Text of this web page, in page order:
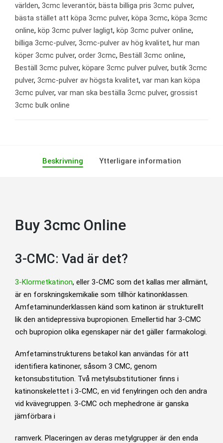
världen, 3cmc leverantör, bästa billiga pris 3cmc pulver,
bästa stället att köpa 3cmc pulver, köpa 3cmc, köpa 3cmc
online, köp 3cmc pulver lagligt, köp 3cmc pulver online,
billiga 3cmc-pulver, 3cmc-pulver av hög kvalitet, hur man
köper 3cmc pulver, order 3cmc, Beställ 3cmc online,
Beställ 3cmc pulver, köpare 3cmc pulver pulver, butik 3cmc
pulver, 3cmc-pulver av högsta kvalitet, var man kan köpa
3cmc pulver, var man ska beställa 3cmc pulver, grossist
3cmc bulk online
Beskrivning Ytterligare information
Buy 3cmc Online
3-CMC: Vad är det?
3-Klormetkatinon, eller 3-CMC som det kallas mer allmänt,
är en forskningskemikalie som tillhör katinonklassen.
Amfetaminunderklassen känd som katinon är strukturellt
lik den antidepressiva bupropionen. Emellertid har 3-CMC
och bupropion olika egenskaper när det gäller farmakologi.
Amfetaminstrukturens betakol kan användas för att
identifiera katinoner, såsom 3 CMC, genom
ketonsubstitution. Två metylsubstitutioner finns i
katinonskelettet i 3-CMC, en vid fenylringen och den andra
vid kvävegruppen. 3-CMC och mephedrone är ganska
jämförbara i
ramverk. Placeringen av deras metylgrupper är den enda